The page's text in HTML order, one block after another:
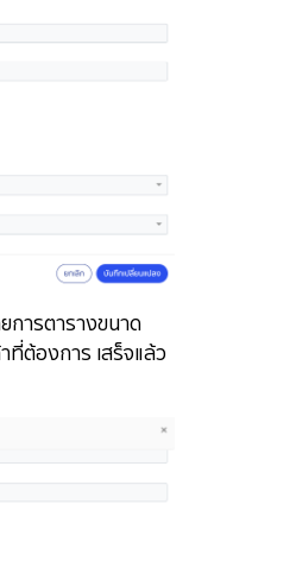
การตารางขนาด
ที่ต้องการ เสร็จแล้ว